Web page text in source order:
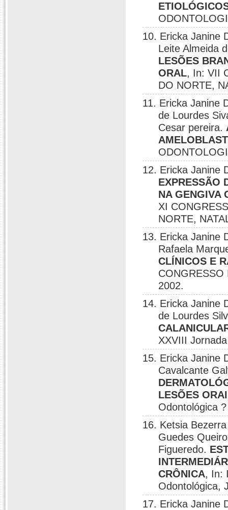
10. Ericka Janine
Leite Almeida
LESÕES
ORAL, In: VII
DO NORTE,
11. Ericka Janine
de Lourdes
Cesar pereira.
12. Ericka Janine
EXPRESSÃO
NA GENGIVA
XI
NORTE,
13. Ericka Janine
Rafaela
CLÍNICOS E
CONGRESSO
2002.
14. Ericka Janine
de Lourdes
XXVIII
15. Ericka Janine
Cavalcante
LESÕES
Odontológica
16. Ketsia
Guedes
Figueredo.
CRÔNICA, In:
Odontológica,
17. Ericka Janine